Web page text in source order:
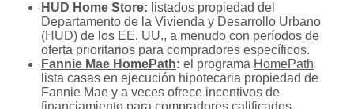
HUD Home Store: listados propiedad del
Departamento de la Vivienda y Desarrollo Urbano
(HUD) de los EE. UU., a menudo con períodos de
oferta prioritarios para compradores específicos.
Fannie Mae HomePath: el programa HomePath
lista casas en ejecución hipotecaria propiedad de
Fannie Mae y a veces ofrece incentivos de